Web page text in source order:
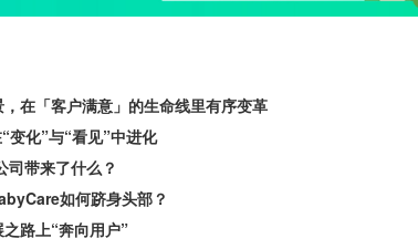
在「客户满意」的生命线里有序变革
变化”与“看见”中进化
司带来了什么？
如何跻身头部？
路上“奔向用户”